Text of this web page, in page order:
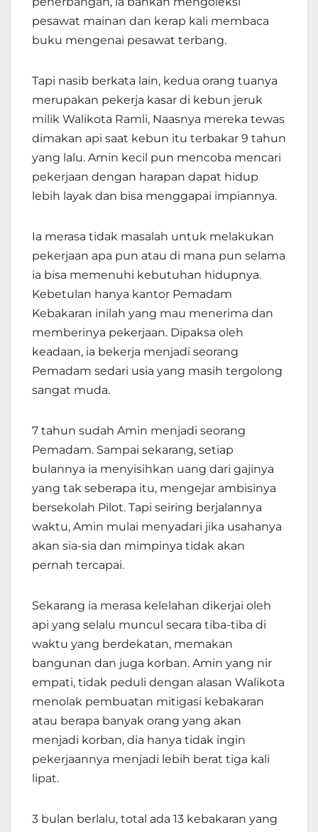
pesawat mainan dan kerap kali membaca
buku mengenai pesawat terbang.
Tapi nasib berkata lain, kedua orang tuanya
merupakan pekerja kasar di kebun jeruk
milik Walikota Ramli, Naasnya mereka tewas
dimakan api saat kebun itu terbakar 9 tahun
yang lalu. Amin kecil pun mencoba mencari
pekerjaan dengan harapan dapat hidup
lebih layak dan bisa menggapai impiannya.
Ia merasa tidak masalah untuk melakukan
pekerjaan apa pun atau di mana pun selama
ia bisa memenuhi kebutuhan hidupnya.
Kebetulan hanya kantor Pemadam
Kebakaran inilah yang mau menerima dan
memberinya pekerjaan. Dipaksa oleh
keadaan, ia bekerja menjadi seorang
Pemadam sedari usia yang masih tergolong
sangat muda.
7 tahun sudah Amin menjadi seorang
Pemadam. Sampai sekarang, setiap
bulannya ia menyisihkan uang dari gajinya
yang tak seberapa itu, mengejar ambisinya
bersekolah Pilot. Tapi seiring berjalannya
waktu, Amin mulai menyadari jika usahanya
akan sia-sia dan mimpinya tidak akan
pernah tercapai.
Sekarang ia merasa kelelahan dikerjai oleh
api yang selalu muncul secara tiba-tiba di
waktu yang berdekatan, memakan
bangunan dan juga korban. Amin yang nir
empati, tidak peduli dengan alasan Walikota
menolak pembuatan mitigasi kebakaran
atau berapa banyak orang yang akan
menjadi korban, dia hanya tidak ingin
pekerjaannya menjadi lebih berat tiga kali
lipat.
3 bulan berlalu, total ada 13 kebakaran yang